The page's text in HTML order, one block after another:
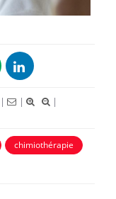
| |
|
chimiothérapie